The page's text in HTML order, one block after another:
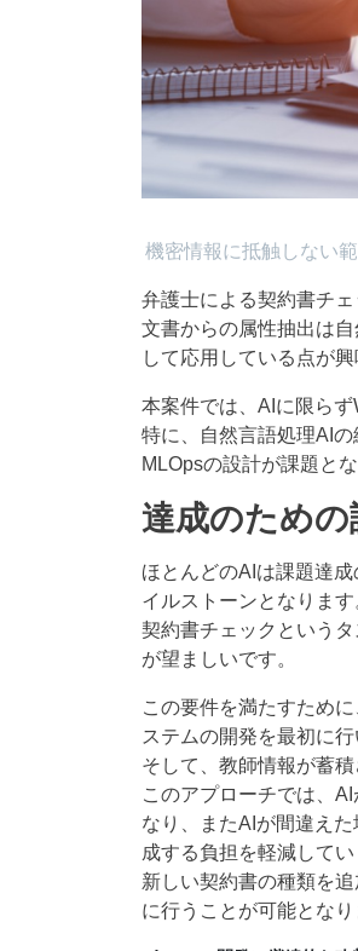
機密情報に抵触しない
弁護士による契約書チ
文書からの属性抽出は
して応用している点が興
本案件では、AIに限ら
特に、自然言語処理AI
MLOpsの設計が課題とな
達成のため
ほとんどのAIは課題達
イルストーンとなります
契約書チェックという
が望ましいです。
この要件を満たすため
ステムの開発を最初に行
そして、教師情報が蓄
このアプローチでは、
なり、またAIが間違え
成する負担を軽減してい
新しい契約書の種類を
に行うことが可能となり